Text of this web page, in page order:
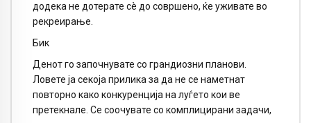
додека не дотерате сè до совршено, ќе уживате во
рекреирање.
Бик
Денот го започнувате со грандиозни планови.
Ловете ја секоја прилика за да не се наметнат
повторно како конкуренција на луѓето кои ве
претекнале. Се соочувате со комплицирани задачи,